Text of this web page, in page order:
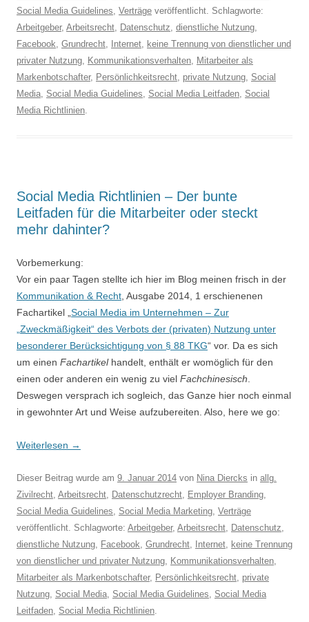
Social Media Guidelines, Verträge veröffentlicht. Schlagworte:
Arbeitgeber, Arbeitsrecht, Datenschutz, dienstliche Nutzung,
Facebook, Grundrecht, Internet, keine Trennung von dienstlicher und
privater Nutzung, Kommunikationsverhalten, Mitarbeiter als
Markenbotschafter, Persönlichkeitsrecht, private Nutzung, Social
Media, Social Media Guidelines, Social Media Leitfaden, Social
Media Richtlinien.
Social Media Richtlinien – Der bunte
Leitfaden für die Mitarbeiter oder steckt
mehr dahinter?
Vorbemerkung:
Vor ein paar Tagen stellte ich hier im Blog meinen frisch in der
Kommunikation & Recht , Ausgabe 2014, 1 erschienenen
Fachartikel „ Social Media im Unternehmen – Zur
„Zweckmäßigkeit“ des Verbots der (privaten) Nutzung unter
besonderer Berücksichtigung von § 88 TKG“ vor. Da es sich
um einen Fachartikelhandelt, enthält er womöglich für den
einen oder anderen ein wenig zu viel Fachchinesisch
Deswegen versprach ich sogleich, das Ganze hier noch einmal
in gewohnter Art und Weise aufzubereiten. Also, here we go:
Weiterlesen →
Dieser Beitrag wurde am 9. Januar 2014 von Nina Diercks in allg.
Zivilrecht, Arbeitsrecht, Datenschutzrecht, Employer Branding,
Social Media Guidelines, Social Media Marketing, Verträge
veröffentlicht. Schlagworte: Arbeitgeber, Arbeitsrecht, Datenschutz,
dienstliche Nutzung, Facebook, Grundrecht, Internet, keine Trennung
von dienstlicher und privater Nutzung, Kommunikationsverhalten,
Mitarbeiter als Markenbotschafter, Persönlichkeitsrecht, private
Nutzung, Social Media, Social Media Guidelines, Social Media
Leitfaden, Social Media Richtlinien.